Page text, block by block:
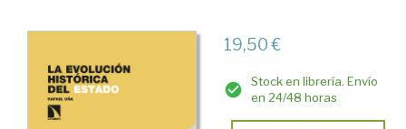
19,50 €
Stock en librería. Envío
en 24/48 horas